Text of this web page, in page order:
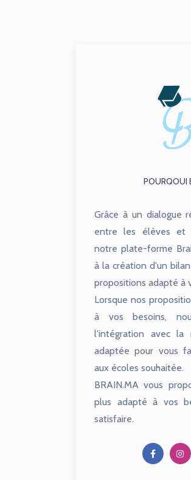
POURQOUI
Grâce à un dialogue
entre les élèves et
notre plate-forme
à la création d'un
propositions adapté à
Lorsque nos
à vos besoins,
l'intégration avec la
adaptée pour vous
aux écoles souhaitée.
BRAIN.MA vous
plus adapté à vos
satisfaire.